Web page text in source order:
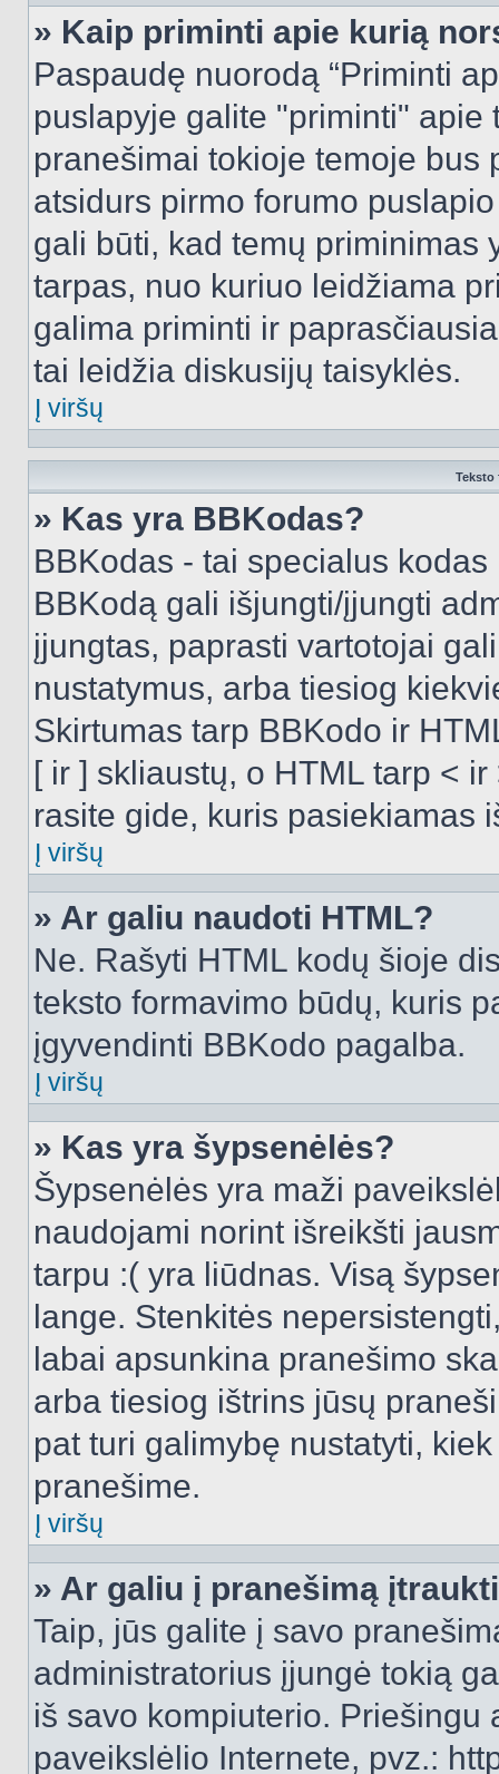
» Kaip priminti apie kurią
Paspaudę nuorodą “Priminti
puslapyje galite "priminti"
pranešimai tokioje temoje bus
atsidurs pirmo forumo
gali būti, kad temų priminimas
tarpas, nuo kuriuo leidžiama
galima priminti ir
tai leidžia diskusijų taisyklės.
Į viršų
Teksto
» Kas yra BBKodas?
BBKodas - tai specialus
BBKodą gali išjungti/įjungti
įjungtas, paprasti vartotojai
nustatymus, arba tiesiog
Skirtumas tarp BBKodo ir
[ ir ] skliaustų, o HTML tarp <
rasite gide, kuris pasiekiamas
Į viršų
» Ar galiu naudoti HTML?
Ne. Rašyti HTML kodų šioje
teksto formavimo būdų, kuris
įgyvendinti BBKodo pagalba.
Į viršų
» Kas yra šypsenėlės?
Šypsenėlės yra maži
naudojami norint išreikšti
tarpu :( yra liūdnas. Visą
lange. Stenkitės
labai apsunkina pranešimo
arba tiesiog ištrins jūsų
pat turi galimybę nustatyti,
pranešime.
Į viršų
» Ar galiu į pranešimą
Taip, jūs galite į savo
administratorius įjungė tokią
iš savo kompiuterio.
paveikslėlio Internete, pvz.: